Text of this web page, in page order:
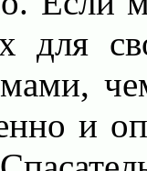
для
и